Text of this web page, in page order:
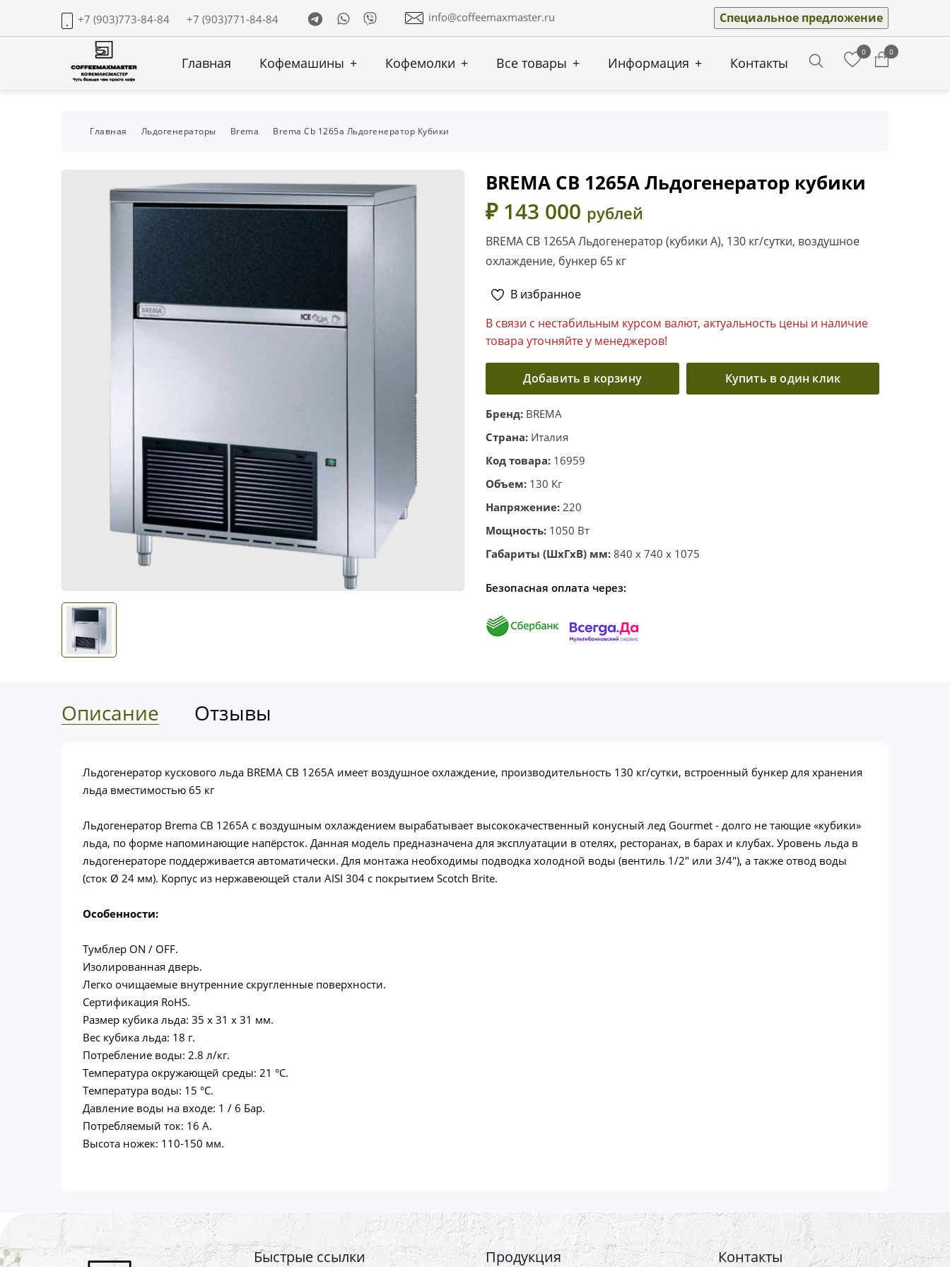
+7 (903)773-84-84 +7 (903)771-84-84 TelegramWhatsapp
Viber info@coffeemaxmaster.ru Специальное предложение
Главная Кофемашины + Кофемолки + Все товары + Информация + Контакты
0 0
Главная Льдогенераторы Brema Brema Cb 1265a Льдогенератор Кубики
BREMA CB 1265A Льдогенератор кубики
₽ 143 000 рублей
BREMA CB 1265A Льдогенератор (кубики А), 130 кг/сутки, воздушное
охлаждение, бункер 65 кг
В избранное
В связи с нестабильным курсом валют, актуальность цены и наличие
товара уточняйте у менеджеров!
Добавить в корзину Купить в один клик
Бренд: BREMA
Страна: Италия
Код товара: 16959
Объем: 130 Кг
Напряжение: 220
Мощность: 1050 Вт
Габариты (ШхГхВ) мм: 840 x 740 x 1075
Безопасная оплата через:
Описание Отзывы
Льдогенератор кускового льда BREMA CB 1265A имеет воздушное охлаждение, производительность 130 кг/сутки, встроенный бункер для хранения
льда вместимостью 65 кг
Льдогенератор Brema CB 1265A с воздушным охлаждением вырабатывает высококачественный конусный лед Gourmet - долго не тающие «кубики»
льда, по форме напоминающие напёрсток. Данная модель предназначена для эксплуатации в отелях, ресторанах, в барах и клубах. Уровень льда в
льдогенераторе поддерживается автоматически. Для монтажа необходимы подводка холодной воды (вентиль 1/2″ или 3/4″), а также отвод воды
(сток Ø 24 мм). Корпус из нержавеющей стали AISI 304 с покрытием Scotch Brite.
Особенности:
Тумблер ON / OFF.
Изолированная дверь.
Легко очищаемые внутренние скругленные поверхности.
Сертификация RoHS.
Размер кубика льда: 35 х 31 х 31 мм.
Вес кубика льда: 18 г.
Потребление воды: 2.8 л/кг.
Температура окружающей среды: 21 °C.
Температура воды: 15 °C.
Давление воды на входе: 1 / 6 Бар.
Потребляемый ток: 16 А.
Высота ножек: 110-150 мм.
Быстрые ссылки Продукция Контакты